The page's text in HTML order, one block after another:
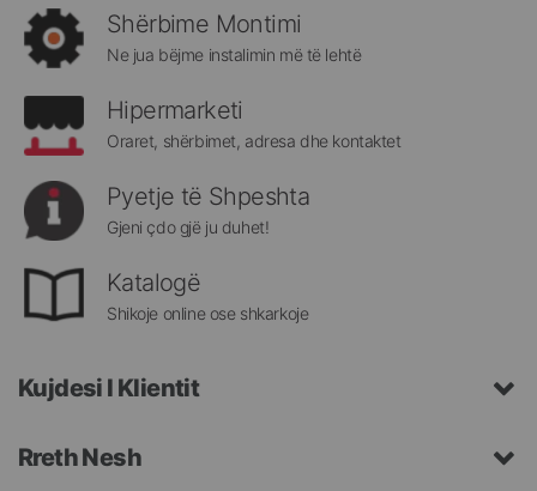
rreth
Megatek:
Shërbime Montimi
Ne jua bëjme instalimin më të lehtë
Hipermarketi
Oraret, shërbimet, adresa dhe kontaktet
Pyetje të Shpeshta
Gjeni çdo gjë ju duhet!
Katalogë
Shikoje online ose shkarkoje
Kujdesi I Klientit
Rreth Nesh